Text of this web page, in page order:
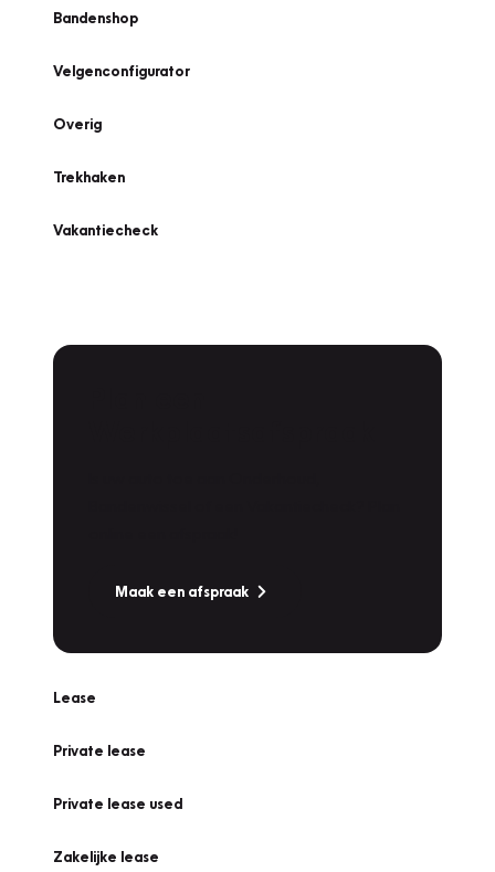
Bandenshop
Velgenconfigurator
Overig
Trekhaken
Vakantiecheck
Maak een afspraak
Lease
Private lease
Private lease used
Zakelijke lease